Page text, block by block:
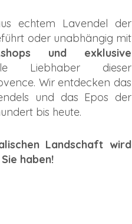
echtem Lavendel der
oder unabhängig mit
und exklusive
dieser
Wir entdecken das
und das Epos der
bis heute.
Landschaft wird
haben!